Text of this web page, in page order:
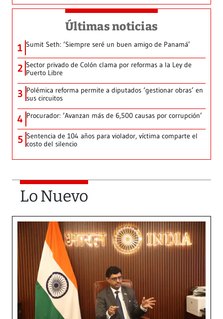
Últimas noticias
1 Sumit Seth: ‘Siempre seré un buen amigo de Panamá’
2 Sector privado de Colón clama por reformas a la Ley de
Puerto Libre
3 Polémica reforma permite a diputados ‘gestionar obras’ en
sus circuitos
4 Procurador: ‘Avanzan más de 6,500 causas por corrupción’
5 Sentencia de 104 años para violador, víctima comparte el
costo del silencio
Lo Nuevo